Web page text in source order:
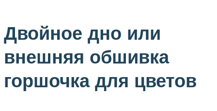
Двойное дно или
внешняя обшивка
горшочка для цветов